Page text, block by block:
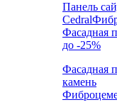
Панель
Cedral
Фасадная
до -25%
Фасадная
камень